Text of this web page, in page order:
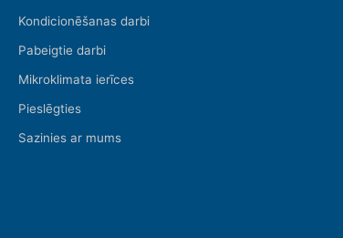
Kondicionēšanas darbi
Pabeigtie darbi
Mikroklimata ierīces
Pieslēgties
Sazinies ar mums